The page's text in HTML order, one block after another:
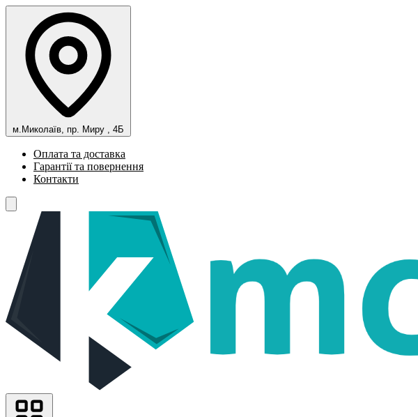
м.Миколаїв, пр. Миру , 4Б
Оплата та доставка
Гарантії та повернення
Контакти